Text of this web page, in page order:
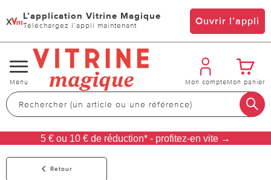
x L’application Vitrine Magique
Téléchargez l’appli maintenant Ouvrir l’appli
Changer
de
navigation
Menu Mon compteMon panier
5 € ou 10 € de réduction* - profitez-en vite →
Retour